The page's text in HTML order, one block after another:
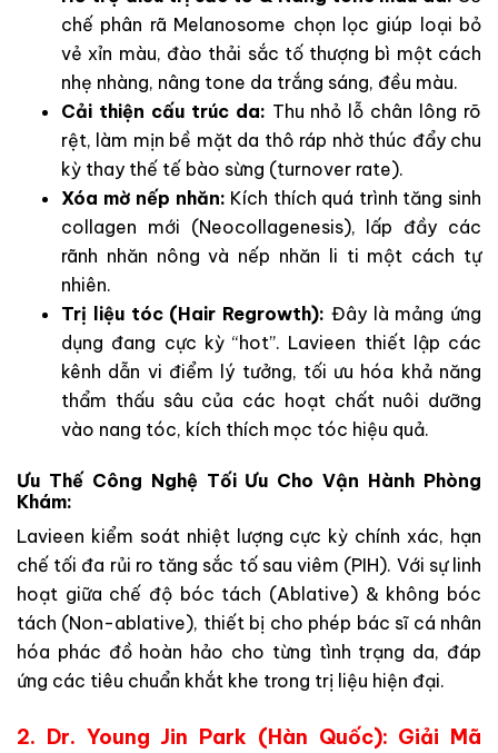
chế phân rã Melanosome chọn lọc giúp loại bỏ
vẻ xỉn màu, đào thải sắc tố thượng bì một cách
nhẹ nhàng, nâng tone da trắng sáng, đều màu.
Cải thiện cấu trúc da: Thu nhỏ lỗ chân lông rõ
rệt, làm mịn bề mặt da thô ráp nhờ thúc đẩy chu
kỳ thay thế tế bào sừng (turnover rate).
Xóa mờ nếp nhăn: Kích thích quá trình tăng sinh
collagen mới (Neocollagenesis), lấp đầy các
rãnh nhăn nông và nếp nhăn li ti một cách tự
nhiên.
Trị liệu tóc (Hair Regrowth): Đây là mảng ứng
dụng đang cực kỳ “hot”. Lavieen thiết lập các
kênh dẫn vi điểm lý tưởng, tối ưu hóa khả năng
thẩm thấu sâu của các hoạt chất nuôi dưỡng
vào nang tóc, kích thích mọc tóc hiệu quả.
Ưu Thế Công Nghệ Tối Ưu Cho Vận Hành Phòng
Khám:
Lavieen kiểm soát nhiệt lượng cực kỳ chính xác, hạn
chế tối đa rủi ro tăng sắc tố sau viêm (PIH). Với sự linh
hoạt giữa chế độ bóc tách (Ablative) & không bóc
tách (Non-ablative), thiết bị cho phép bác sĩ cá nhân
hóa phác đồ hoàn hảo cho từng tình trạng da, đáp
ứng các tiêu chuẩn khắt khe trong trị liệu hiện đại.
2. Dr. Young Jin Park (Hàn Quốc): Giải Mã